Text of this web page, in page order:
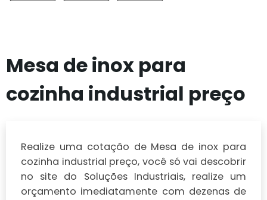
Mesa de inox para
cozinha industrial preço
Realize uma cotação de Mesa de inox para
cozinha industrial preço, você só vai descobrir
no site do Soluções Industriais, realize um
orçamento imediatamente com dezenas de